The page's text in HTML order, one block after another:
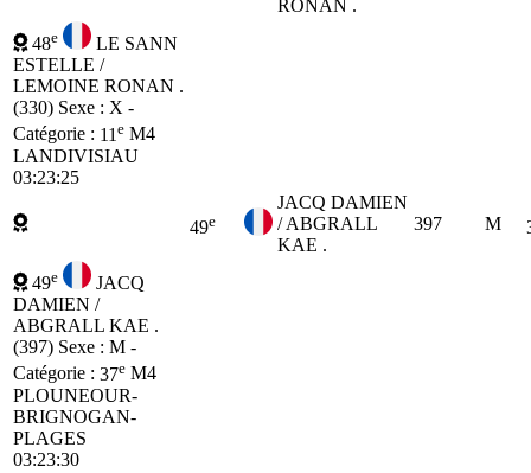
RONAN .
48e
LE SANN
ESTELLE /
LEMOINE RONAN .
(330) Sexe : X -
Catégorie : 11 e M4
LANDIVISIAU
03:23:25
49e
JACQ DAMIEN
/ ABGRALL
KAE .
397 M
49e
JACQ
DAMIEN /
ABGRALL KAE .
(397) Sexe : M -
Catégorie : 37e M4
PLOUNEOUR-
BRIGNOGAN-
PLAGES
03:23:30